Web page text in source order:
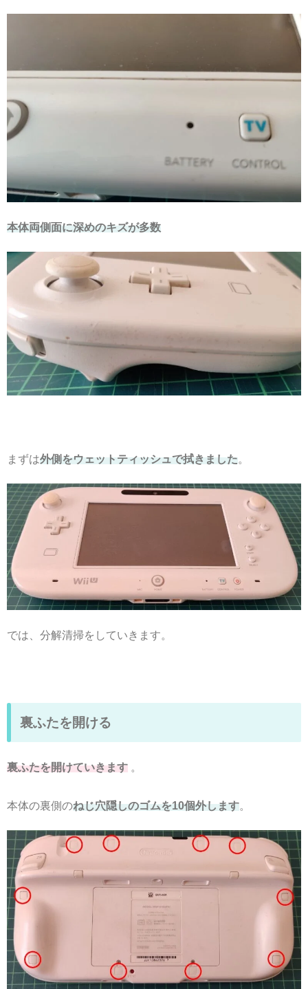
本体両側面に深めのキズが多数
まずは外側をウェットティッシュで拭きました
では、分解清掃をしていきます。
裏ふたを開ける
裏ふたを開けていきます
本体の裏側のねじ穴隠しのゴムを10個外します